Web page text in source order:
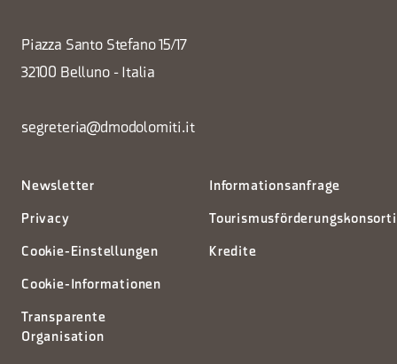
Piazza Santo Stefano 15/17
32100 Belluno - Italia
segreteria@dmodolomiti.it
Newsletter
Privacy
Cookie-Einstellungen
Cookie-Informationen
Transparente
Organisation
Informationsanfrage
Kredite